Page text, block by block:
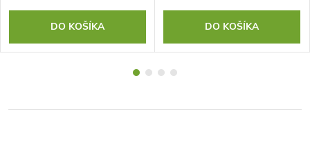
DO KOŠÍKA DO KOŠÍKA